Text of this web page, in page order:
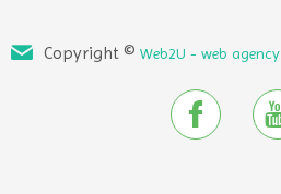
Copyright © Web2U - web agency